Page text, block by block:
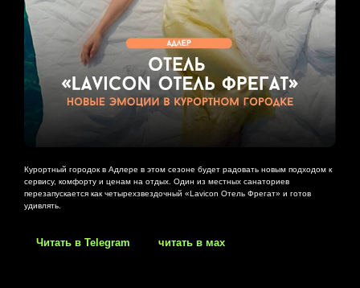
Курортный городок в Адлере в этом сезоне будет радовать новым подходом к
сервису, комфорту и ценам на отдых. Один из местных санаториев
перезапускается как четырехзвездочный «Lavicon Отель Фрегат» и готов
удивлять.
Читать в Telegram читать в мах